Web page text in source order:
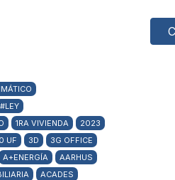
#LEY
1RA VIVIENDA
2023
UF 3D
3G OFFICE
A+ENERGÍA
AARHUS
ACADES